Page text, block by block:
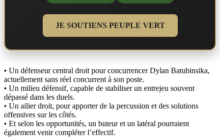
JE SOUTIENS PEUPLE VERT
• Un défenseur central droit pour concurrencer Dylan Batubinsika,
actuellement sans réel concurrent à son poste.
• Un milieu défensif, capable de stabiliser un entrejeu souvent
dépassé dans les duels.
• Un ailier droit, pour apporter de la percussion et des solutions
offensives sur les côtés.
• Et selon les opportunités, un buteur et un latéral pourraient
également venir compléter l’effectif.